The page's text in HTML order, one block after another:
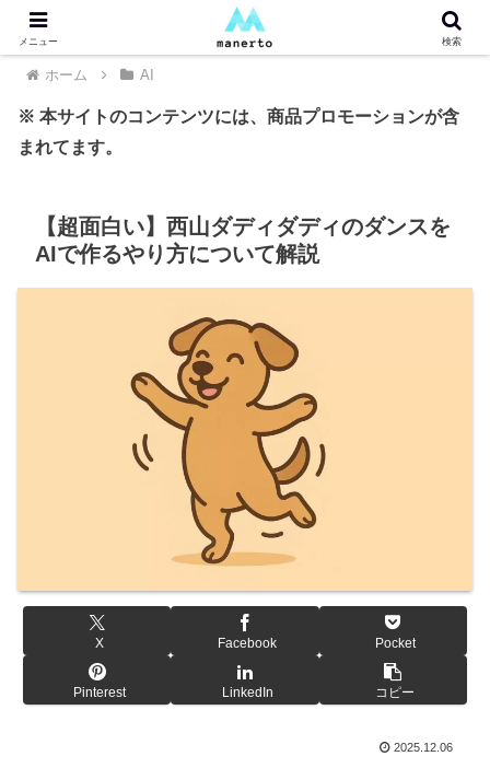
ホーム AI
※ 本サイトのコンテンツには、商品プロモーションが含
まれてます。
【超面白い】西山ダディダディのダンスを
AIで作るやり方について解説
X Facebook Pocket
Pinterest LinkedIn コピー
2025.12.06
メニュー 検索